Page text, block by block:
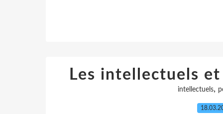
Les intellectuels
intellectuels,